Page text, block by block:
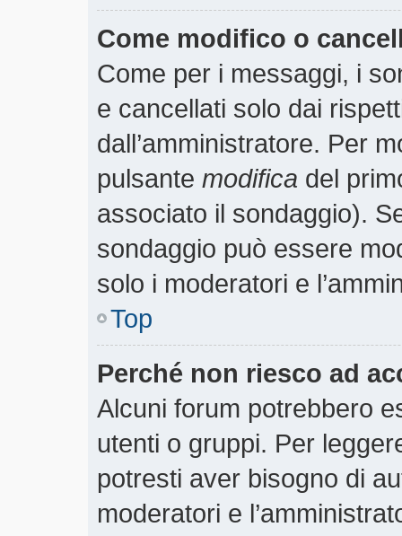
Come modifico o
Come per i messaggi, i
e cancellati solo dai
dall’amministratore. Per
pulsante modifica del
associato il sondaggio).
sondaggio può essere
solo i moderatori e
Top
Perché non riesco ad
Alcuni forum potrebbero
utenti o gruppi. Per
potresti aver bisogno di
moderatori e